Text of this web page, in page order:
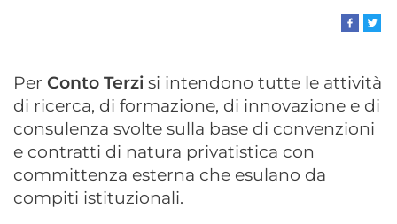
Per Conto Terzi si intendono tutte le attività
di ricerca, di formazione, di innovazione e di
consulenza svolte sulla base di convenzioni
e contratti di natura privatistica con
committenza esterna che esulano da
compiti istituzionali.